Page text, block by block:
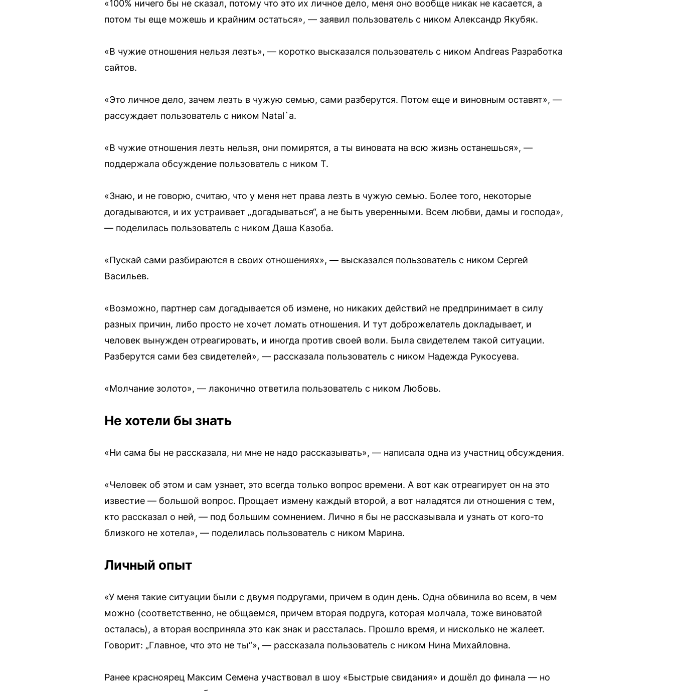
«100% ничего бы не сказал, потому что это их личное дело, меня оно вообще никак не касается, а
потом ты еще можешь и крайним остаться», — заявил пользователь с ником Александр Якубяк.
«В чужие отношения нельзя лезть», — коротко высказался пользователь с ником Andreas Разработка
сайтов.
«Это личное дело, зачем лезть в чужую семью, сами разберутся. Потом еще и виновным оставят», —
рассуждает пользователь с ником Natal`a.
«В чужие отношения лезть нельзя, они помирятся, а ты виновата на всю жизнь останешься», —
поддержала обсуждение пользователь с ником T.
«Знаю, и не говорю, считаю, что у меня нет права лезть в чужую семью. Более того, некоторые
догадываются, и их устраивает „догадываться“, а не быть уверенными. Всем любви, дамы и господа»,
— поделилась пользователь с ником Даша Казоба.
«Пускай сами разбираются в своих отношениях», — высказался пользователь с ником Сергей
Васильев.
«Возможно, партнер сам догадывается об измене, но никаких действий не предпринимает в силу
разных причин, либо просто не хочет ломать отношения. И тут доброжелатель докладывает, и
человек вынужден отреагировать, и иногда против своей воли. Была свидетелем такой ситуации.
Разберутся сами без свидетелей», — рассказала пользователь с ником Надежда Рукосуева.
«Молчание золото», — лаконично ответила пользователь с ником Любовь.
Не хотели бы знать
«Ни сама бы не рассказала, ни мне не надо рассказывать», — написала одна из участниц обсуждения.
«Человек об этом и сам узнает, это всегда только вопрос времени. А вот как отреагирует он на это
известие — большой вопрос. Прощает измену каждый второй, а вот наладятся ли отношения с тем,
кто рассказал о ней, — под большим сомнением. Лично я бы не рассказывала и узнать от кого-то
близкого не хотела», — поделилась пользователь с ником Марина.
Личный опыт
«У меня такие ситуации были с двумя подругами, причем в один день. Одна обвинила во всем, в чем
можно (соответственно, не общаемся, причем вторая подруга, которая молчала, тоже виноватой
осталась), а вторая восприняла это как знак и рассталась. Прошло время, и нисколько не жалеет.
Говорит: „Главное, что это не ты“», — рассказала пользователь с ником Нина Михайловна.
Ранее красноярец Максим Семена участвовал в шоу «Быстрые свидания» и дошёл до финала — но